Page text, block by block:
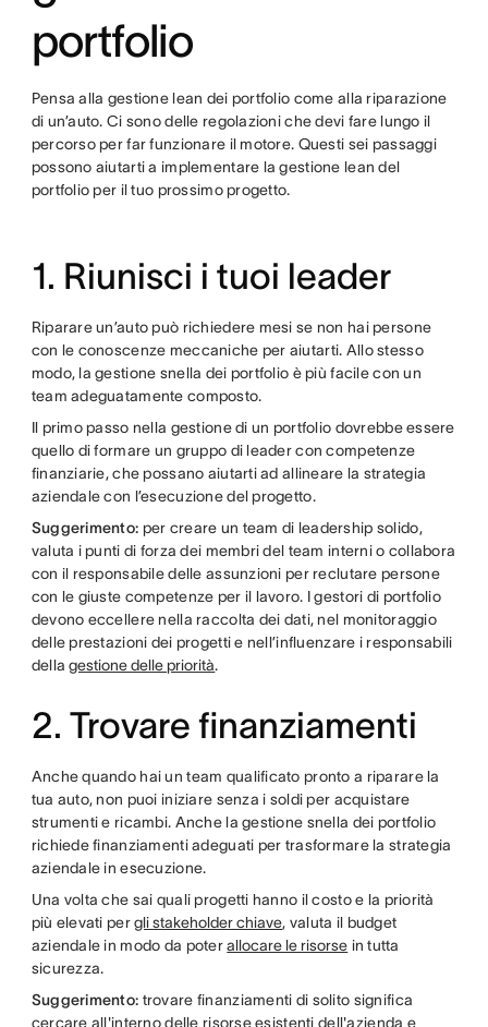
portfolio
Pensa alla gestione lean dei portfolio come alla riparazione
di un’auto. Ci sono delle regolazioni che devi fare lungo il
percorso per far funzionare il motore. Questi sei passaggi
possono aiutarti a implementare la gestione lean del
portfolio per il tuo prossimo progetto.
1. Riunisci i tuoi leader
Riparare un’auto può richiedere mesi se non hai persone
con le conoscenze meccaniche per aiutarti. Allo stesso
modo, la gestione snella dei portfolio è più facile con un
team adeguatamente composto.
Il primo passo nella gestione di un portfolio dovrebbe essere
quello di formare un gruppo di leader con competenze
finanziarie, che possano aiutarti ad allineare la strategia
aziendale con l’esecuzione del progetto.
Suggerimento: per creare un team di leadership solido,
valuta i punti di forza dei membri del team interni o collabora
con il responsabile delle assunzioni per reclutare persone
con le giuste competenze per il lavoro. I gestori di portfolio
devono eccellere nella raccolta dei dati, nel monitoraggio
delle prestazioni dei progetti e nell’influenzare i responsabili
dellagestione delle priorità.
2. Trovare finanziamenti
Anche quando hai un team qualificato pronto a riparare la
tua auto, non puoi iniziare senza i soldi per acquistare
strumenti e ricambi. Anche la gestione snella dei portfolio
richiede finanziamenti adeguati per trasformare la strategia
aziendale in esecuzione.
Una volta che sai quali progetti hanno il costo e la priorità
più elevati pergli stakeholder chiave, valuta il budget
aziendale in modo da poterallocare le risorse in tutta
sicurezza.
Suggerimento: trovare finanziamenti di solito significa
cercare all'interno delle risorse esistenti dell'azienda e